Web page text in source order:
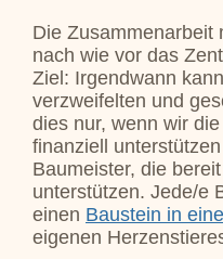
Die Zusammenarbeit
nach wie vor das
Ziel: Irgendwann
verzweifelten und
dies nur, wenn wir
finanziell
Baumeister, die
unterstützen. Jede/e
einen Baustein in
eigenen